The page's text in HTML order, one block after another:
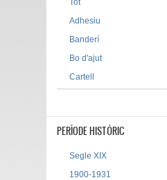
Tot
Adhesiu
Banderí
Bo d'ajut
Cartell
PERÍODE HISTÒRIC
Segle XIX
1900-1931